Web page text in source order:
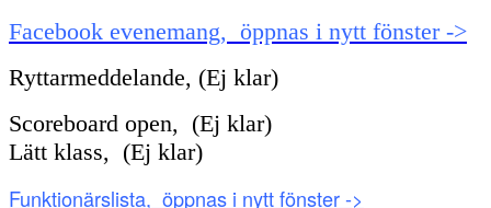
Facebook evenemang, öppnas i nytt fönster ->
Ryttarmeddelande, (Ej klar)
Scoreboard open, (Ej klar)
Lätt klass, (Ej klar)
Funktionärslista, öppnas i nytt fönster ->